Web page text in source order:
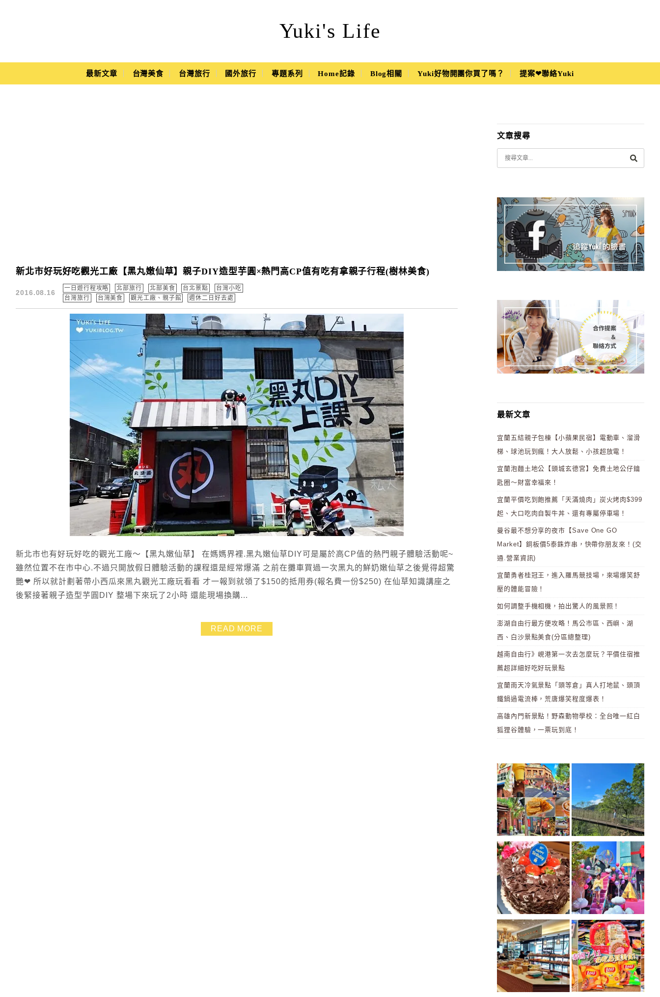
Yuki's Life
Yuki's Life
Main Menu
最新文章 台灣美食 台灣旅行 國外旅行 專題系列 Home記錄 Blog相關 Yuki好物開團你買了嗎？ 提案❤聯絡Yuki
新北市好玩好吃觀光工廠【黑丸嫩仙草】親子DIY造型芋圓×熱門高CP值有吃有拿親子行程(樹林美食)
2016.08.16
一日遊行程攻略 北部旅行 北部美食 台北景點
台灣小吃
台灣旅行
台灣美食 觀光工廠、親子館 週休二日好去處
新北市也有好玩好吃的觀光工廠～【黑丸嫩仙草】 在媽媽界裡.黑丸嫩仙草DIY可是屬於高CP值的熱門親子體驗活動呢~
雖然位置不在市中心.不過只開放假日體驗活動的課程還是經常爆滿 之前在攤車買過一次黑丸的鮮奶嫩仙草之後覺得超驚
艷❤ 所以就計劃著帶小西瓜來黑丸觀光工廠玩看看 才一報到就領了$150的抵用券(報名費一份$250) 在仙草知識講座之
後緊接著親子造型芋圓DIY 整場下來玩了2小時 還能現場換購...
READ MORE
文章搜尋
最新文章
宜蘭五結親子包棟【小蘋果民宿】電動車、溜滑
梯、球池玩到瘋！大人放鬆、小孩超放電！
宜蘭泡麵土地公【頭城玄德宮】免費土地公仔鑰
匙圈～財富幸福來！
宜蘭平價吃到飽推薦「天滿燒肉」炭火烤肉$399
起、大口吃肉自製牛丼、還有專屬停車場！
曼谷最不想分享的夜市【Save One GO
Market】銅板價5泰銖炸串，快帶你朋友來！(交
通.營業資訊)
宜蘭勇者桂冠王，進入羅馬競技場，來場爆笑舒
壓的體能冒險！
如何調整手機相機，拍出驚人的風景照！
澎湖自由行最方便攻略！馬公市區、西嶼、湖
西、白沙景點美食(分區總整理)
越南自由行》峴港第一次去怎麼玩？平價住宿推
薦超詳細好吃好玩景點
宜蘭雨天冷氣景點「頭等倉」真人打地鼠、頭頂
鐵鍋過電流棒，荒唐爆笑程度爆表！
高雄內門新景點！野森動物學校：全台唯一紅白
狐狸谷體驗，一票玩到底！